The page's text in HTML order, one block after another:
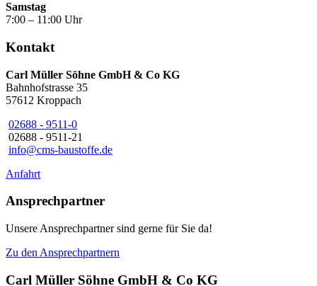
Samstag
7:00 – 11:00 Uhr
Kontakt
Carl Müller Söhne GmbH & Co KG
Bahnhofstrasse 35
57612 Kroppach
02688 - 9511-0
02688 - 9511-21
info@cms-baustoffe.de
Anfahrt
Ansprechpartner
Unsere Ansprechpartner sind gerne für Sie da!
Zu den Ansprechpartnern
Carl Müller Söhne GmbH & Co KG